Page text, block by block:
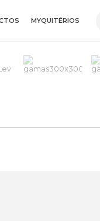
MYQUITÉRIOS